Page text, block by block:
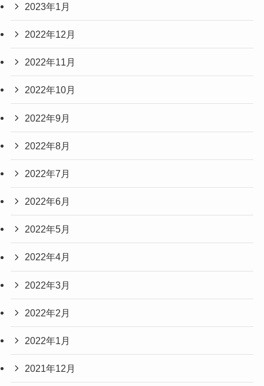
2023年1月
2022年12月
2022年11月
2022年10月
2022年9月
2022年8月
2022年7月
2022年6月
2022年5月
2022年4月
2022年3月
2022年2月
2022年1月
2021年12月